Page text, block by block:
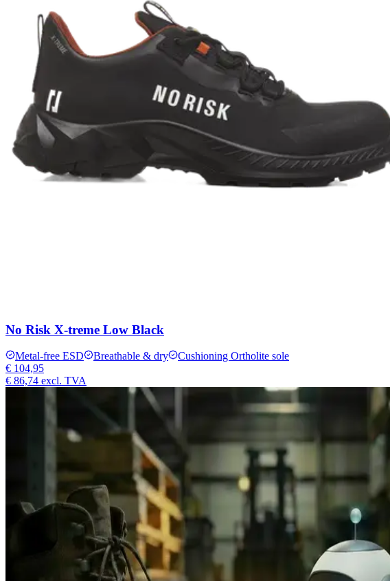
No Risk X-treme Low Black
Metal-free ESD Breathable & dry
Cushioning Ortholite sole
€ 104,95
€ 86,74 excl. TVA